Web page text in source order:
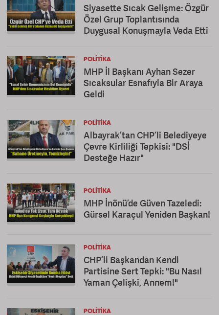
Siyasette Sıcak Gelişme: Özgür
Özel Grup Toplantısında
Duygusal Konuşmayla Veda Etti
POLITIKA
MHP İl Başkanı Ayhan Sezer
Sıcaksular Esnafıyla Bir Araya
Geldi
POLITIKA
Albayrak’tan CHP’li Belediyeye
Çevre Kirliliği Tepkisi: "DSİ
Desteğe Hazır"
POLITIKA
MHP İnönü’de Güven Tazeledi:
Gürsel Karaçul Yeniden Başkan!
POLITIKA
CHP’li Başkandan Kendi
Partisine Sert Tepki: "Bu Nasıl
Yaman Çelişki, Annem!"
POLITIKA